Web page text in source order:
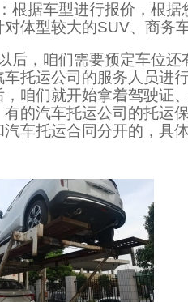
根据车型进行报价，根
体型较大的SUV、商务
后，咱们需要预定车位
托运公司的服务人员进
咱们就开始拿着驾驶证
的汽车托运公司的托运
车托运合同分开的，具